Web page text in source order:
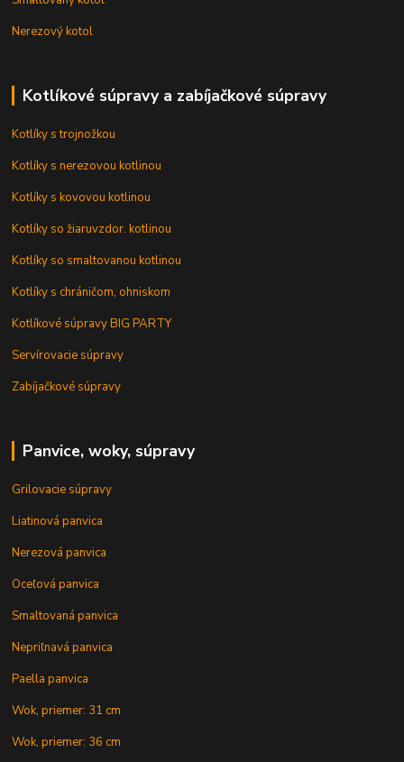
Nerezový kotol
Kotlíkové súpravy a zabíjačkové súpravy
Kotlíky s trojnožkou
Kotlíky s nerezovou kotlinou
Kotlíky s kovovou kotlinou
Kotlíky so žiaruvzdor. kotlinou
Kotlíky so smaltovanou kotlinou
Kotlíky s chráničom, ohniskom
Kotlíkové súpravy BIG PARTY
Servírovacie súpravy
Zabíjačkové súpravy
Panvice, woky, súpravy
Grilovacie súpravy
Liatinová panvica
Nerezová panvica
Oceľová panvica
Smaltovaná panvica
Nepriľnavá panvica
Paella panvica
Wok, priemer: 31 cm
Wok, priemer: 36 cm